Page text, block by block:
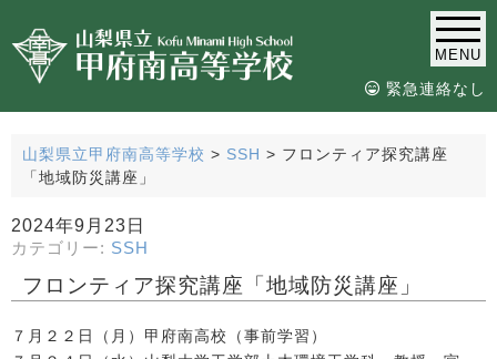
MENU
緊急連絡なし
山梨県立甲府南高等学校 > SSH > フロンティア探究講座
「地域防災講座」
2024年9月23日
カテゴリー: SSH
フロンティア探究講座「地域防災講座」
７月２２日（月）甲府南高校（事前学習）